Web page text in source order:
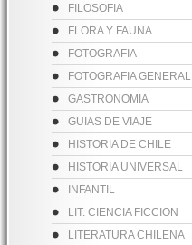
FILOSOFIA
FLORA Y FAUNA
FOTOGRAFIA
FOTOGRAFIA GENERAL
GASTRONOMIA
GUIAS DE VIAJE
HISTORIA DE CHILE
HISTORIA UNIVERSAL
INFANTIL
LIT. CIENCIA FICCION
LITERATURA CHILENA